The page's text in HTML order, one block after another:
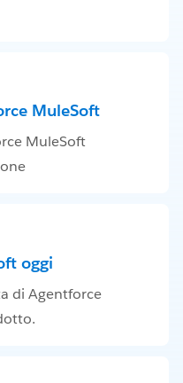
MuleSoft
MuleSoft
oggi
di Agentforce